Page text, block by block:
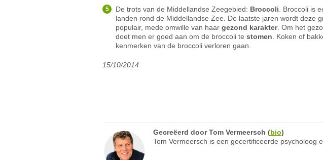
De trots van de Middellandse Zeegebied: Broccoli . Broccoli is
landen rond de Middellandse Zee. De laatste jaren wordt deze
populair, mede omwille van haar gezond karakter. Om het
doet men er goed aan om de broccoli te stomen . Koken of
kenmerken van de broccoli verloren gaan.
15/10/2014
Gecreëerd doorTom Vermeersch (bio)
Tom Vermeersch is een gecertificeerde psycholoog